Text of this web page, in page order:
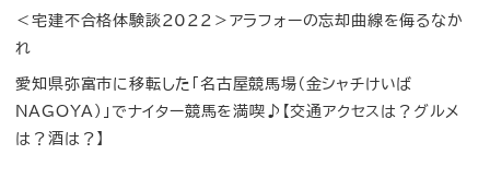
＜宅建不合格体験談2022＞アラフォーの忘却曲線を侮るなか
れ
愛知県弥富市に移転した「名古屋競馬場（金シャチけいば
NAGOYA）」でナイター競馬を満喫♪【交通アクセスは？グルメ
は？酒は？】